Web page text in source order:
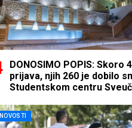
DONOSIMO POPIS: Skoro
prijava, njih 260 je dobilo
Studentskom centru
NOVOSTI